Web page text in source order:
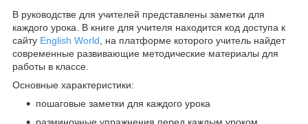
В руководстве для учителей представлены заметки для
каждого урока. В книге для учителя находится код доступа к
сайту English World , на платформе которого учитель найдет
современные развивающие методические материалы для
работы в классе.
Основные характеристики:
пошаговые заметки для каждого урока
разминочные упражнения перед каждым уроком